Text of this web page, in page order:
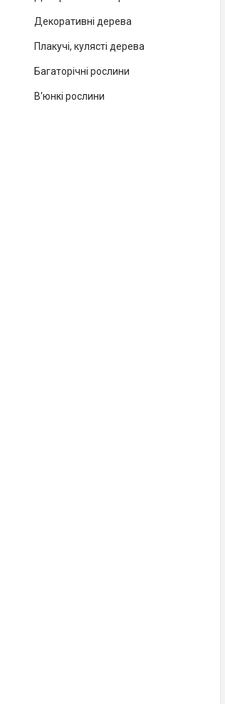
Декоративні дерева
Плакучі, кулясті дерева
Багаторічні рослини
В'юнкі рослини